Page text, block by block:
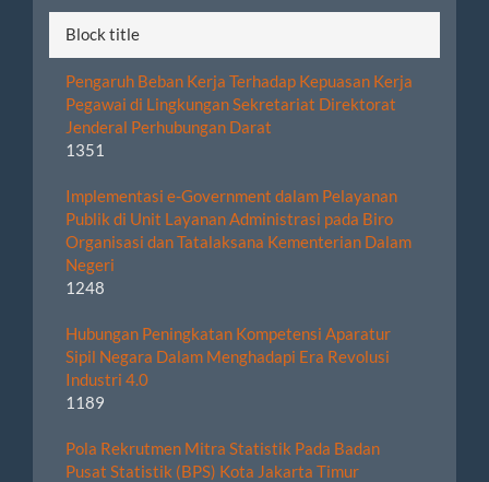
Block title
Pengaruh Beban Kerja Terhadap Kepuasan Kerja
Pegawai di Lingkungan Sekretariat Direktorat
Jenderal Perhubungan Darat
1351
Implementasi e-Government dalam Pelayanan
Publik di Unit Layanan Administrasi pada Biro
Organisasi dan Tatalaksana Kementerian Dalam
Negeri
1248
Hubungan Peningkatan Kompetensi Aparatur
Sipil Negara Dalam Menghadapi Era Revolusi
Industri 4.0
1189
Pola Rekrutmen Mitra Statistik Pada Badan
Pusat Statistik (BPS) Kota Jakarta Timur